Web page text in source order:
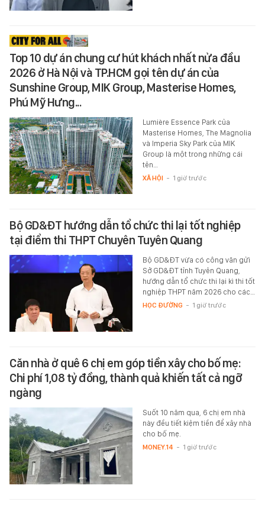
Top 10 dự án chung cư hút khách nhất nửa đầu
2026 ở Hà Nội và TP.HCM gọi tên dự án của
Sunshine Group, MIK Group, Masterise Homes,
Phú Mỹ Hưng...
Lumière Essence Park của
Masterise Homes, The Magnolia
và Imperia Sky Park của MIK
Group là một trong những cái
tên…
XÃ HỘI - 1 giờ trước
Bộ GD&ĐT hướng dẫn tổ chức thi lại tốt nghiệp
tại điểm thi THPT Chuyên Tuyên Quang
Bộ GD&ĐT vừa có công văn gửi
Sở GD&ĐT tỉnh Tuyên Quang,
hướng dẫn tổ chức thi lại kì thi tốt
nghiệp THPT năm 2026 cho các…
HỌC ĐƯỜNG - 1 giờ trước
Căn nhà ở quê 6 chị em góp tiền xây cho bố mẹ:
Chi phí 1,08 tỷ đồng, thành quả khiến tất cả ngỡ
ngàng
Suốt 10 năm qua, 6 chị em nhà
này đều tiết kiệm tiền để xây nhà
cho bố mẹ.
MONEY.14 - 1 giờ trước